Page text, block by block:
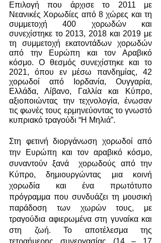
Επιλογή που άρχισε το 2011 με
Νεανικές Χορωδίες από 8 χώρες και τη
συμμετοχή 400 χορωδών και
συνεχίστηκε το 2013, 2018 και 2019 με
τη συμμετοχή εκατοντάδων χορωδών
από την Ευρώπη και τον Αραβικό
κόσμο. Ο θεσμός συνεχίστηκε και το
2021, όπου εν μέσω πανδημίας, 42
χορωδοί από Ιορδανία, Ουγγαρία,
Ελλάδα, Λίβανο, Γαλλία και Κύπρο,
αξιοποιώντας την τεχνολογία, ένωσαν
τις φωνές τους ερμηνεύοντας το γνωστό
κυπριακό τραγούδι “Η Μηλιά”.
Στη φετινή διοργάνωση χορωδοί από
την Ευρώπη και τον αραβικό κόσμο,
συναντούν ξανά  χορωδούς από την
Κύπρο, δημιουργώντας μια κοινή
χορωδία και ένα πρωτότυπο
πρόγραμμα που συνδυάζει τη μουσική
παράδοση των χωρών τους, με
τραγούδια αφιερωμένα στη γυναίκα και
στη ζωή. Το αποτέλεσμα της
τετραήμερης συνεργασίας (14 – 17